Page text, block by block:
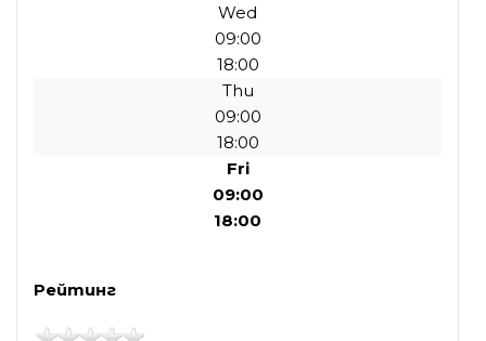
Wed
09:00
18:00
Thu
09:00
18:00
Fri
09:00
18:00
Рейтинг